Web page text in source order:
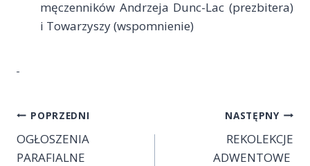
męczenników Andrzeja Dunc-Lac (prezbitera)
i Towarzyszy (wspomnienie)
Nawigacja
wpisu
POPRZEDNI
OGŁOSZENIA
PARAFIALNE
NASTĘPNY
REKOLEKCJE
ADWENTOWE